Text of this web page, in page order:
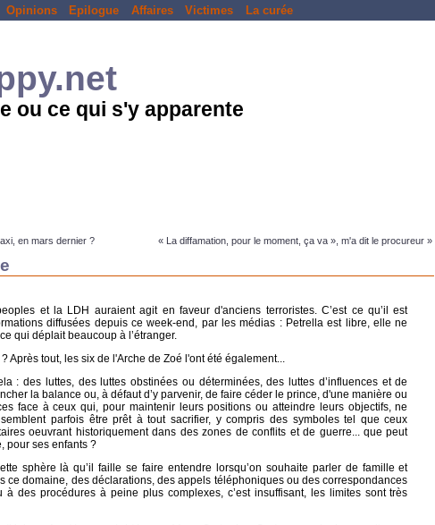
Opinions Epilogue Affaires Victimes La curée
ou ce qui s'y apparente
en mars dernier ? « La diffamation, pour le moment, ça va », m'a dit le procureur »
et la LDH auraient agit en faveur d'anciens terroristes. C’est ce qu’il est
diffusées depuis ce week-end, par les médias : Petrella est libre, elle ne
qui déplait beaucoup à l’étranger.
Après tout, les six de l'Arche de Zoé l'ont été également...
: des luttes, des luttes obstinées ou déterminées, des luttes d’influences et de
la balance ou, à défaut d’y parvenir, de faire céder le prince, d'une manière ou
face à ceux qui, pour maintenir leurs positions ou atteindre leurs objectifs, ne
parfois être prêt à tout sacrifier, y compris des symboles tel que ceux
oeuvrant historiquement dans des zones de conflits et de guerre... que peut
pour ses enfants ?
sphère là qu’il faille se faire entendre lorsqu’on souhaite parler de famille et
ce domaine, des déclarations, des appels téléphoniques ou des correspondances
des procédures à peine plus complexes, c’est insuffisant, les limites sont très